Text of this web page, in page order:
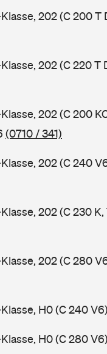
202 (C 200 T
202 (C 220 T
202 (C 200
(0710 / 341)
202 (C 240
202 (C 230
202 (C 280
H0 (C 240
H0 (C 280